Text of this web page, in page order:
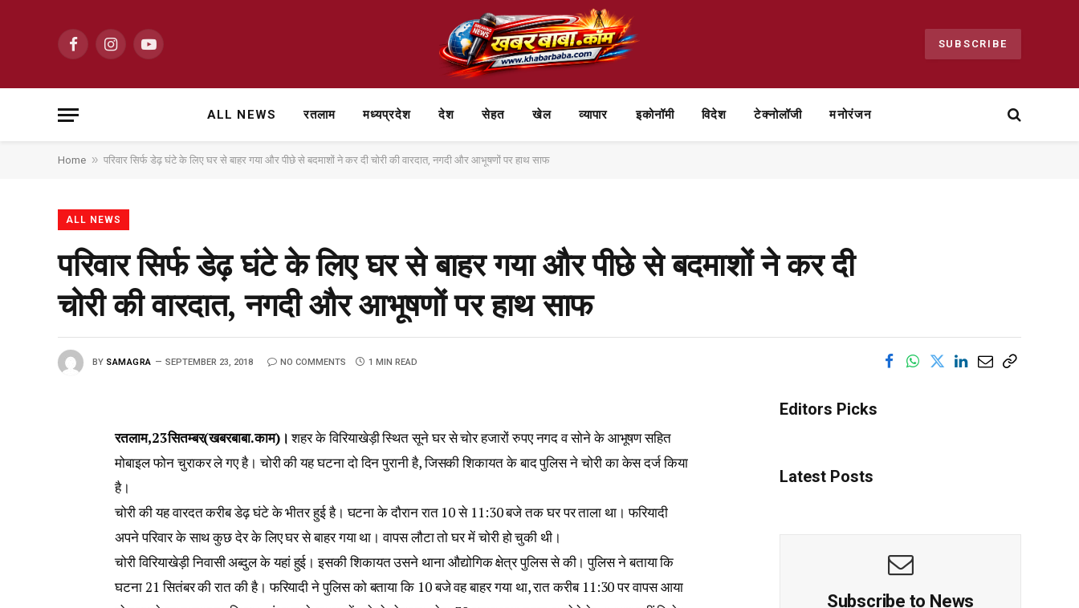
FacebookInstagramYouTube SUBSCRIBE
ALL NEWS रतलाम मध्यप्रदेश देश सेहत खेल व्यापार ⁠इकोनॉमी विदेश टेक्नोलॉजी मनोरंजन
Home » परिवार सिर्फ डेढ़ घंटे के लिए घर से बाहर गया और पीछे से बदमाशों ने कर दी चोरी की वारदात, नगदी और आभूषणों पर हाथ साफ
ALL NEWS
परिवार सिर्फ डेढ़ घंटे के लिए घर से बाहर गया और पीछे से बदमाशों ने कर दी
चोरी की वारदात, नगदी और आभूषणों पर हाथ साफ
BY SAMAGRA SEPTEMBER 23, 2018 NO COMMENTS 1 MIN READ
रतलाम,23सितम्बर(खबरबाबा.काम)।शहर के विरियाखेड़ी स्थित सूने घर से चोर हजारों रुपए नगद व सोने के आभूषण सहित
मोबाइल फोन चुराकर ले गए है। चोरी की यह घटना दो दिन पुरानी है, जिसकी शिकायत के बाद पुलिस ने चोरी का केस दर्ज किया
है।
चोरी की यह वारदत करीब डेढ़ घंटे के भीतर हुई है। घटना के दौरान रात 10 से 11:30 बजे तक घर पर ताला था। फरियादी
अपने परिवार के साथ कुछ देर के लिए घर से बाहर गया था। वापस लौटा तो घर में चोरी हो चुकी थी।
चोरी विरियाखेड़ी निवासी अब्दुल के यहां हुई। इसकी शिकायत उसने थाना औद्योगिक क्षेत्र पुलिस से की। पुलिस ने बताया कि
घटना 21 सितंबर की रात की है। फरियादी ने पुलिस को बताया कि 10 बजे वह बाहर गया था, रात करीब 11:30 पर वापस आया
Editors Picks
Latest Posts
Subscribe to News